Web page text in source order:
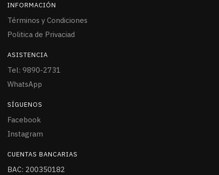
INFORMACIÓN
Términos y Condiciones
Politica de Privaciad
ASISTENCIA
Tel: 9890-2731
WhatsApp
SÍGUENOS
Facebook
Instagram
CUENTAS BANCARIAS
BAC: 200350182